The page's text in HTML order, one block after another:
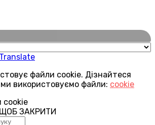
Translate
файли cookie. Дізнайтеся
ми використовуємо файли: cookie
cookie
ЩОБ ЗАКРИТИ